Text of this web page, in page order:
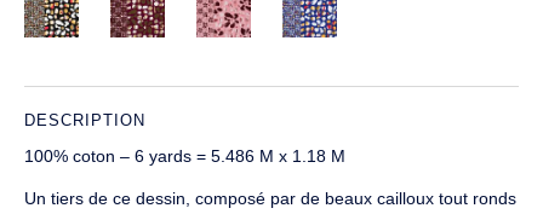
DESCRIPTION
100% coton – 6 yards = 5.486 M x 1.18 M
Un tiers de ce dessin, composé par de beaux cailloux tout ronds